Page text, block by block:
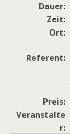
Dauer
Zeit
Ort
Referent
Preis
Veranstalte
r